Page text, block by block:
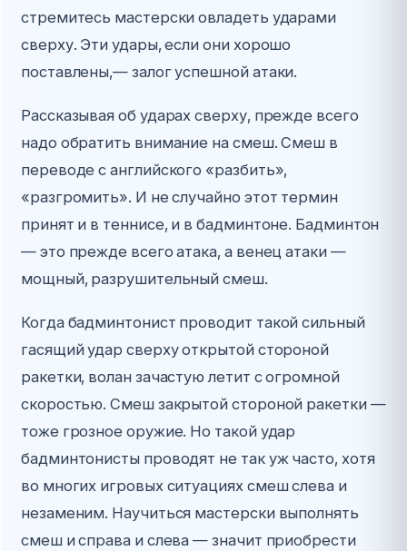
стремитесь мастерски овладеть ударами
сверху. Эти удары, если они хорошо
поставлены,— залог успешной атаки.
Рассказывая об ударах сверху, прежде всего
надо обратить внимание на смеш. Смеш в
переводе с английского «разбить»,
«разгромить». И не случайно этот термин
принят и в теннисе, и в бадминтоне. Бадминтон
— это прежде всего атака, а венец атаки —
мощный, разрушительный смеш.
Когда бадминтонист проводит такой сильный
гасящий удар сверху открытой стороной
ракетки, волан зачастую летит с огромной
скоростью. Смеш закрытой стороной ракетки —
тоже грозное оружие. Но такой удар
бадминтонисты проводят не так уж часто, хотя
во многих игровых ситуациях смеш слева и
незаменим. Научиться мастерски выполнять
смеш и справа и слева — значит приобрести